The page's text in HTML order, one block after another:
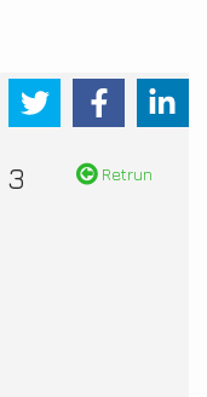
Retrun
3